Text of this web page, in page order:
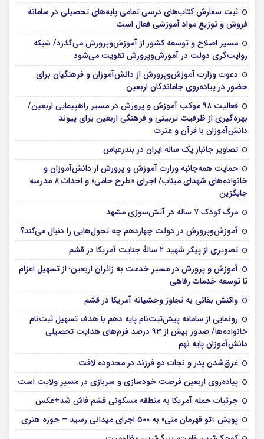
ثبت سفارش کتاب‌های درسی تمامی پایه‌های تحصیلی در سامانه
فروش و توزیع مواد آموزشی فعال است
مسیر اصلاح و توسعه کشور از آموزش‌وپرورش می‌گذرد/ شبکه
روایت‌‌گری دولت در آموزش‌وپرورش تقویت می‌شود
دعوت وزارت آموزش‌وپرورش از دانش‌آموزان و فرهنگیان برای
حضور در پیاده‌روی جاماندگان اربعین
فعالیت ۹۸ موکب آموزش و پرورش در مسیر راهپیمایی اربعین/
بهره‌گیری از ظرفیت تربیتی و فرهنگی اربعین برای پیوند
دانش‌آموزان با قرآن و عترت
تصاویر جانباز یک ساله ایران در بندرعباس
حمایت همه‌جانبه وزارت آموزش و پرورش از دانش‌آموزان و
خانواده‌های شهدای میناب/ اجرای «طرح حامی» و احداث ۸ مدرسه
جایگزین
مرگ کودک ۷ ساله در آتش‌سوزی مشهد
آموزش‌وپرورش در دولت چهاردهم چه تحول‌هایی را دنبال می‌کند؟
تصویری از پیکر شهید ۲ سالۀ جنایت آمریکا در قشم
آموزش و پرورش در مسیر خدمت به زائران اربعین؛ از تسهیل اعزام
تا توسعه خدمات رفاهی
واکنش بقائی به تجاوز وحشیانه آمریکا در قشم
رونمایی از سامانه پیش‌ثبت‌نام پایه دهم با هدف تسهیل ثبت‌نام
خانواده‌ها/ صدور بیش از ۹۳ درصد فرم‌های هدایت تحصیلی
دانش‌آموزان پایه نهم
غرق‌شدن پدر و نجات دو فرزند در محدوده لافت
پیاده‌روی اربعین فرصت خودسازی و سربازی در مسیر ولایت است
جزئیات حمله آمریکا به منطقه مسکونی قشم فاش شد+عکس
پویش «تو قهرمان منی» به ۵۰۰ اجرای میدانی رسید – حوزه هنری